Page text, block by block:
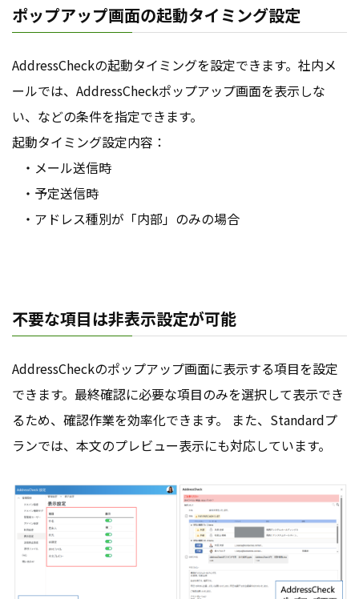
ポップアップ画面の起動タイミング設定
AddressCheckの起動タイミングを設定できます。社内メ
ールでは、AddressCheckポップアップ画面を表示しな
い、などの条件を指定できます。
起動タイミング設定内容：
・メール送信時
・予定送信時
・アドレス種別が「内部」のみの場合
不要な項目は非表示設定が可能
AddressCheckのポップアップ画面に表示する項目を設定
できます。最終確認に必要な項目のみを選択して表示でき
るため、確認作業を効率化できます。 また、Standardプ
ランでは、本文のプレビュー表示にも対応しています。